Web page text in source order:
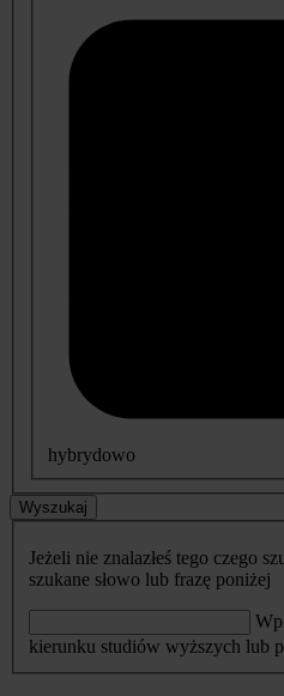
hybrydowo
Wyszukaj
Jeżeli nie znalazłeś tego czego
szukane słowo lub frazę poniżej
kierunku studiów wyższych lub